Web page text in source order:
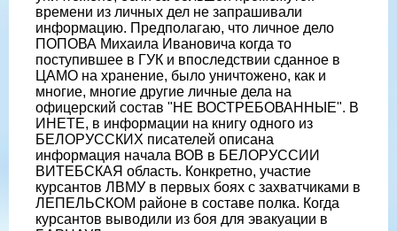
времени из личных дел не запрашивали
информацию. Предполагаю, что личное дело
ПОПОВА Михаила Ивановича когда то
поступившее в ГУК и впоследствии сданное в
ЦАМО на хранение, было уничтожено, как и
многие, многие другие личные дела на
офицерский состав "НЕ ВОСТРЕБОВАННЫЕ". В
ИНЕТЕ, в информации на книгу одного из
БЕЛОРУССКИХ писателей описана
информация начала ВОВ в БЕЛОРУССИИ
ВИТЕБСКАЯ область. Конкретно, участие
курсантов ЛВМУ в первых боях с захватчиками в
ЛЕПЕЛЬСКОМ районе в составе полка. Когда
курсантов выводили из боя для эвакуации в